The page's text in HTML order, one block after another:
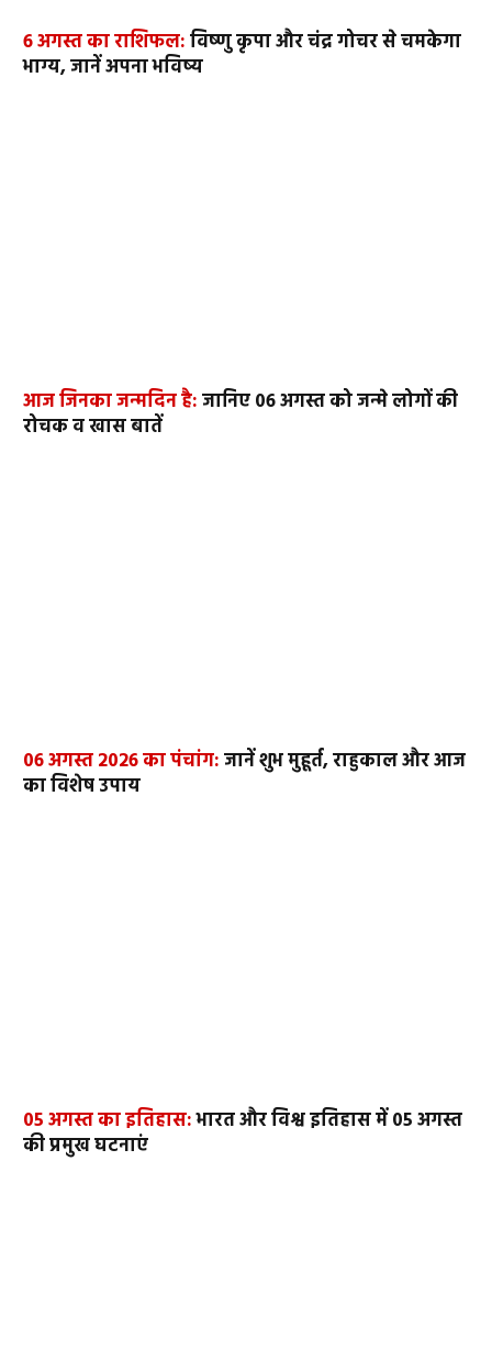
6 अगस्त का राशिफल:विष्णु कृपा और चंद्र गोचर से चमकेगा
भाग्य, जानें अपना भविष्य
आज जिनका जन्मदिन है:जानिए 06 अगस्त को जन्मे लोगों की
रोचक व खास बातें
06 अगस्त 2026 का पंचांग:जानें शुभ मुहूर्त, राहुकाल और आज
का विशेष उपाय
05 अगस्त का इतिहास:भारत और विश्व इतिहास में 05 अगस्त
की प्रमुख घटनाएं